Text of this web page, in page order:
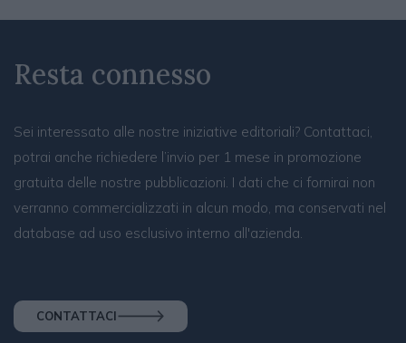
Resta connesso
Sei interessato alle nostre iniziative editoriali? Contattaci,
potrai anche richiedere l’invio per 1 mese in promozione
gratuita delle nostre pubblicazioni. I dati che ci fornirai non
verranno commercializzati in alcun modo, ma conservati nel
database ad uso esclusivo interno all'azienda.
CONTATTACI